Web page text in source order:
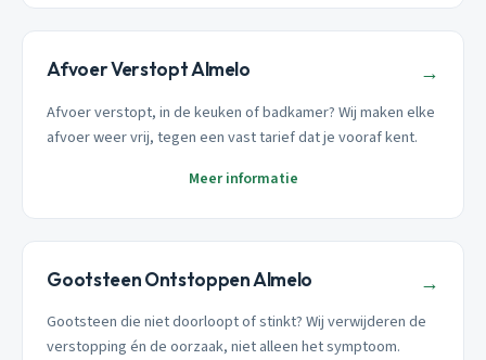
Afvoer Verstopt Almelo →
Afvoer verstopt, in de keuken of badkamer? Wij maken elke
afvoer weer vrij, tegen een vast tarief dat je vooraf kent.
Meer informatie
Gootsteen Ontstoppen Almelo →
Gootsteen die niet doorloopt of stinkt? Wij verwijderen de
verstopping én de oorzaak, niet alleen het symptoom.